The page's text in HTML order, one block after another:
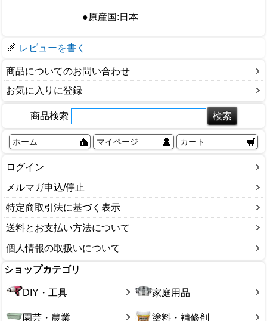
●原産国:日本
レビューを書く
商品についてのお問い合わせ
お気に入りに登録
商品検索
ホーム マイページ カート
ログイン
メルマガ申込/停止
特定商取引法に基づく表示
送料とお支払い方法について
個人情報の取扱いについて
ショップカテゴリ
DIY・工具 家庭用品
園芸・農業 塗料・補修剤